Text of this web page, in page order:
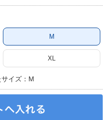
M
XL
イズ：M